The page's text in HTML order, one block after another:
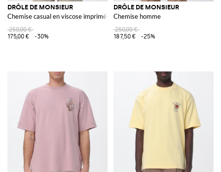
DRÔLE DE MONSIEUR
Chemise casual en viscose imprimée
250,00 €
175,00 €
-30%
DRÔLE DE MONSIEUR
Chemise homme
250,00 €
187,50 €
-25%